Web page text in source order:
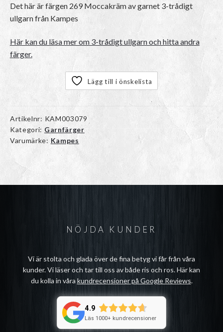
Det här är färgen 269 Moccakräm av garnet 3-trådigt
ullgarnfrån Kampes
Här kan du läsa mer om 3-trådigt ullgarn och hitta andra
färger.
Lägg till i önskelista
Artikelnr: KAM003079
Kategori: Garnfärger
Varumärke: Kampes
NÖJDA KUNDER
Vi är stolta och glada över de fina betyg vi får från våra
kunder. Vi läser och tar till oss av både ris och ros. Här kan
du kolla in våra kundrecensioner på Google Reviews.
4.9
Läs 1000+ kundrecensioner